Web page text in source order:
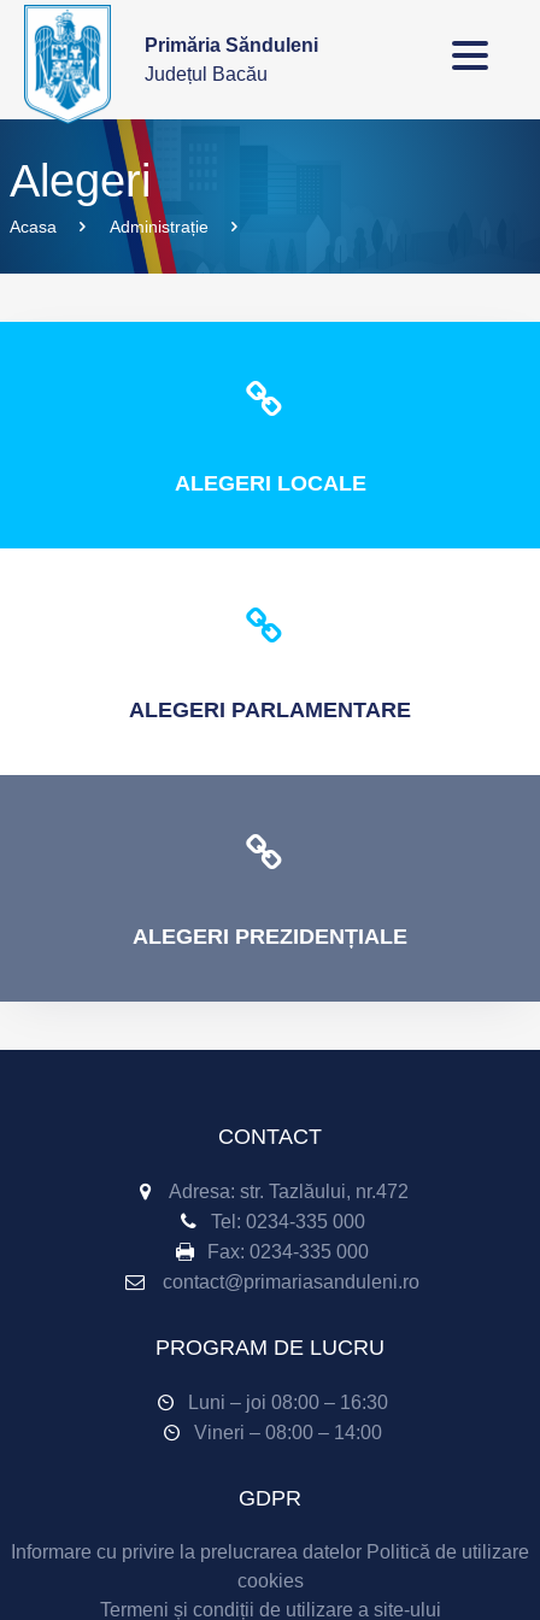
Primăria Sănduleni
Județul Bacău
Alegeri
Acasa Administrație
ALEGERI LOCALE
ALEGERI PARLAMENTARE
ALEGERI PREZIDENȚIALE
CONTACT
Adresa: str. Tazlăului, nr.472
Tel: 0234-335 000
Fax: 0234-335 000
contact@primariasanduleni.ro
PROGRAM DE LUCRU
Luni – joi 08:00 – 16:30
Vineri – 08:00 – 14:00
GDPR
Informare cu privire la prelucrarea datelor Politică de utilizare
cookies
Termeni și condiții de utilizare a site-ului